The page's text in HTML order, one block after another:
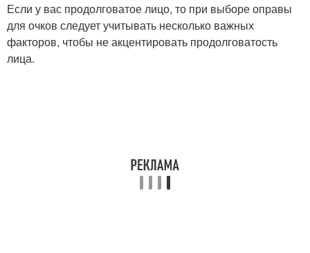
Если у вас продолговатое лицо, то при выборе оправы
для очков следует учитывать несколько важных
факторов, чтобы не акцентировать продолговатость
лица.